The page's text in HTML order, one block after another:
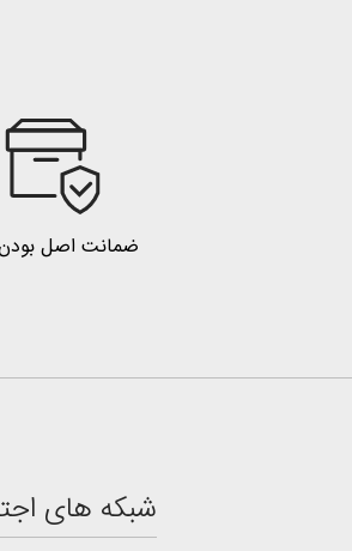
ضمانت اصل بودن
شبکه های